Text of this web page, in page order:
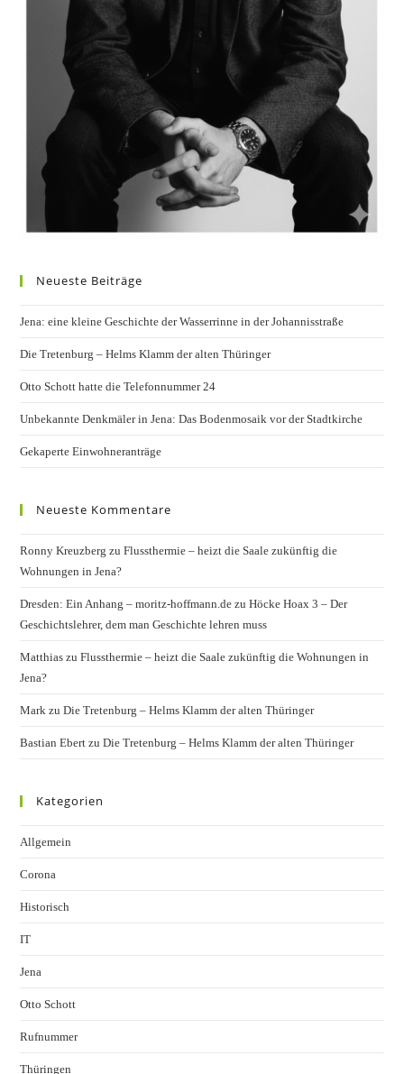
Neueste Beiträge
Jena: eine kleine Geschichte der Wasserrinne in der Johannisstraße
Die Tretenburg – Helms Klamm der alten Thüringer
Otto Schott hatte die Telefonnummer 24
Unbekannte Denkmäler in Jena: Das Bodenmosaik vor der Stadtkirche
Gekaperte Einwohneranträge
Neueste Kommentare
Ronny Kreuzberg zuFlussthermie – heizt die Saale zukünftig die
Wohnungen in Jena?
Dresden: Ein Anhang – moritz-hoffmann.de zuHöcke Hoax 3 – Der
Geschichtslehrer, dem man Geschichte lehren muss
Matthias zuFlussthermie – heizt die Saale zukünftig die Wohnungen in
Jena?
Mark zuDie Tretenburg – Helms Klamm der alten Thüringer
Bastian Ebert zuDie Tretenburg – Helms Klamm der alten Thüringer
Kategorien
Allgemein
Corona
Historisch
IT
Jena
Otto Schott
Rufnummer
Thüringen